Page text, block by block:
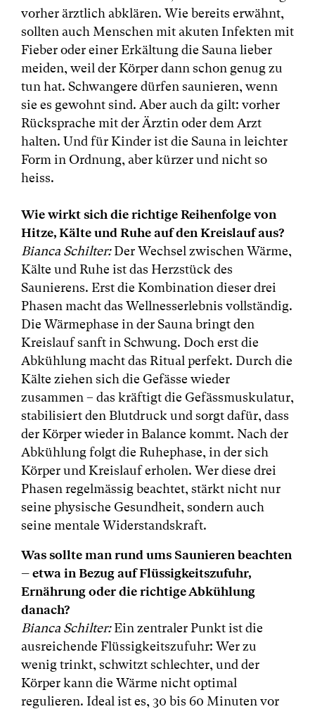
vorher ärztlich abklären. Wie bereits erwähnt,
sollten auch Menschen mit akuten Infekten mit
Fieber oder einer Erkältung die Sauna lieber
meiden, weil der Körper dann schon genug zu
tun hat. Schwangere dürfen saunieren, wenn
sie es gewohnt sind. Aber auch da gilt: vorher
Rücksprache mit der Ärztin oder dem Arzt
halten. Und für Kinder ist die Sauna in leichter
Form in Ordnung, aber kürzer und nicht so
heiss.
Wie wirkt sich die richtige Reihenfolge von
Hitze, Kälte und Ruhe auf den Kreislauf aus?
Bianca Schilter:Der Wechsel zwischen Wärme,
Kälte und Ruhe ist das Herzstück des
Saunierens. Erst die Kombination dieser drei
Phasen macht das Wellnesserlebnis vollständig.
Die Wärmephase in der Sauna bringt den
Kreislauf sanft in Schwung. Doch erst die
Abkühlung macht das Ritual perfekt. Durch die
Kälte ziehen sich die Gefässe wieder
zusammen – das kräftigt die Gefässmuskulatur,
stabilisiert den Blutdruck und sorgt dafür, dass
der Körper wieder in Balance kommt. Nach der
Abkühlung folgt die Ruhephase, in der sich
Körper und Kreislauf erholen. Wer diese drei
Phasen regelmässig beachtet, stärkt nicht nur
seine physische Gesundheit, sondern auch
seine mentale Widerstandskraft.
Was sollte man rund ums Saunieren beachten
– etwa in Bezug auf Flüssigkeitszufuhr,
Ernährung oder die richtige Abkühlung
danach?
Bianca Schilter:Ein zentraler Punkt ist die
ausreichende Flüssigkeitszufuhr: Wer zu
wenig trinkt, schwitzt schlechter, und der
Körper kann die Wärme nicht optimal
regulieren. Ideal ist es, 30 bis 60 Minuten vor